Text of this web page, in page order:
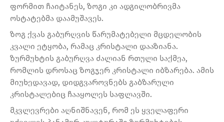
ფორმით ჩაიტანეს, ზოგი კი ადგილობრივმა
ოსტატებმა დაამუშავეს.
ზოგ ქვას გაბურღვის წარუმატებელი მცდელობის
კვალი ეტყობა, რამაც კრისტალი დააზიანა.
ზურმუხტის გაბურღვა ძალიან რთული საქმეა,
რომლის დროსაც ზოგჯერ კრისტალი იბზარება. ამის
მიუხედავად, დიდგვაროვნებს გაბზარული
კრისტალებიც ჩააყოლეს საფლავში.
მკვლევრები აღნიშნავენ, რომ ეს ყველაფერი